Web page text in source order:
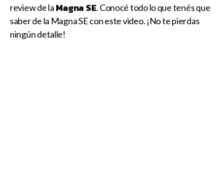
review de la Magna SE. Conocé todo lo que tenés que
saber de la Magna SE con este video. ¡No te pierdas
ningún detalle!